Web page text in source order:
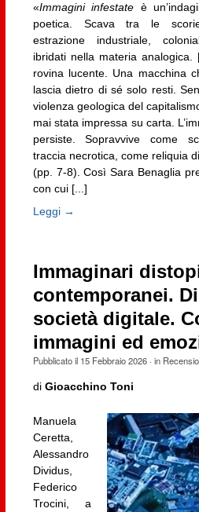
«Immagini infestate è
poetica. Scava tra le
estrazione industriale,
ibridati nella materia
rovina lucente. Una macchina
lascia dietro di sé solo resti.
violenza geologica del
mai stata impressa su carta.
persiste. Sopravvive come
traccia necrotica, come reliquia
(pp. 7-8). Così Sara Benaglia
con cui [...]
Leggi →
Immaginari
contemporanei.
società digitale.
immagini ed
Pubblicato il 15 Febbraio 2026· in
di Gioacchino Toni
Manuela
Ceretta,
Alessandro
Dividus,
Federico
Trocini, a